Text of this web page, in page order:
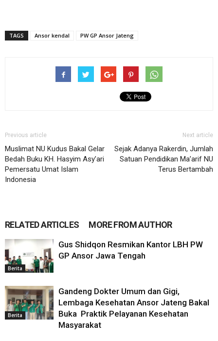
TAGS Ansor kendal PW GP Ansor Jateng
Previous article
Muslimat NU Kudus Bakal Gelar
Bedah Buku KH. Hasyim Asy’ari
Pemersatu Umat Islam
Indonesia
Next article
Sejak Adanya Rakerdin, Jumlah
Satuan Pendidikan Ma’arif NU
Terus Bertambah
RELATED ARTICLES MORE FROM AUTHOR
Berita
Gus Shidqon Resmikan Kantor LBH PW
GP Ansor Jawa Tengah
Berita
Gandeng Dokter Umum dan Gigi,
Lembaga Kesehatan Ansor Jateng Bakal
Buka Praktik Pelayanan Kesehatan
Masyarakat